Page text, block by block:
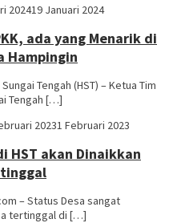
202419 Januari 2024
ada yang Menarik di
Hampingin
Tengah (HST) – Ketua Tim
Tengah […]
20231 Februari 2023
HST akan Dinaikkan
– Status Desa sangat
tertinggal di […]